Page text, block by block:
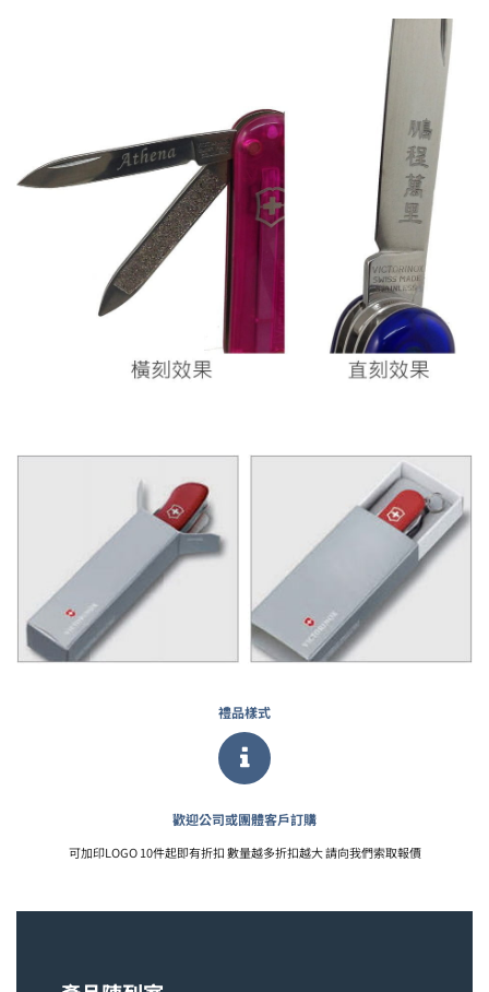
禮品樣式
歡迎公司或團體客戶訂購
可加印LOGO 10件起即有折扣 數量越多折扣越大 請向我們索取報價